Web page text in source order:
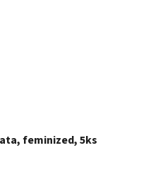
feminized, 5ks